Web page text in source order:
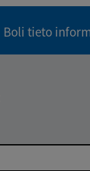
Boli tieto